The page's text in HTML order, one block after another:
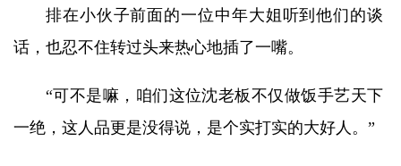
排在小伙子前面的一位中年大姐听到他们的谈
话，也忍不住转过头来热心地插了一嘴。
“可不是嘛，咱们这位沈老板不仅做饭手艺天下
一绝，这人品更是没得说，是个实打实的大好人。”